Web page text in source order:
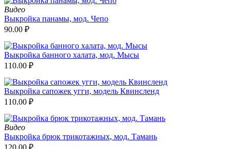
Видео
Выкройка панамы, мод. Чепо
90.00 ₽
Выкройка банного халата, мод. Мысы
110.00 ₽
Выкройка сапожек угги, модель Квинсленд
110.00 ₽
Видео
Выкройка брюк трикотажных, мод. Тамань
120.00 ₽